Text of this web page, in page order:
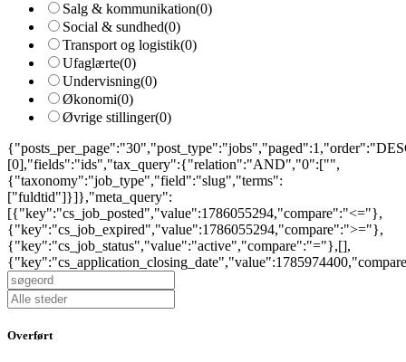
Salg & kommunikation(0)
Social & sundhed(0)
Transport og logistik(0)
Ufaglærte(0)
Undervisning(0)
Økonomi(0)
Øvrige stillinger(0)
[0],"fields":"ids","tax_query":{"relation":"AND","0":["",
{"taxonomy":"job_type","field":"slug","terms":
["fuldtid"]}]},"meta_query":
[{"key":"cs_job_posted","value":1786055294,"compare":"<="},
{"key":"cs_job_expired","value":1786055294,"compare":">="},
{"key":"cs_job_status","value":"active","compare":"="},[],
Overført